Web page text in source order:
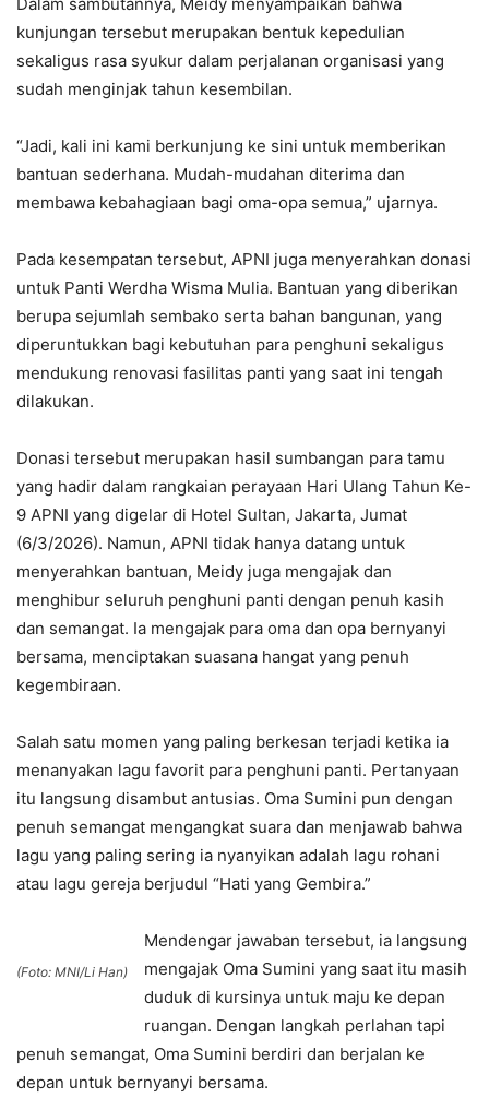
kunjungan tersebut merupakan bentuk kepedulian
sekaligus rasa syukur dalam perjalanan organisasi yang
sudah menginjak tahun kesembilan.
“Jadi, kali ini kami berkunjung ke sini untuk memberikan
bantuan sederhana. Mudah-mudahan diterima dan
membawa kebahagiaan bagi oma-opa semua,” ujarnya.
Pada kesempatan tersebut, APNI juga menyerahkan donasi
untuk Panti Werdha Wisma Mulia. Bantuan yang diberikan
berupa sejumlah sembako serta bahan bangunan, yang
diperuntukkan bagi kebutuhan para penghuni sekaligus
mendukung renovasi fasilitas panti yang saat ini tengah
dilakukan.
Donasi tersebut merupakan hasil sumbangan para tamu
yang hadir dalam rangkaian perayaan Hari Ulang Tahun Ke-
9 APNI yang digelar di Hotel Sultan, Jakarta, Jumat
(6/3/2026). Namun, APNI tidak hanya datang untuk
menyerahkan bantuan, Meidy juga mengajak dan
menghibur seluruh penghuni panti dengan penuh kasih
dan semangat. Ia mengajak para oma dan opa bernyanyi
bersama, menciptakan suasana hangat yang penuh
kegembiraan.
Salah satu momen yang paling berkesan terjadi ketika ia
menanyakan lagu favorit para penghuni panti. Pertanyaan
itu langsung disambut antusias. Oma Sumini pun dengan
penuh semangat mengangkat suara dan menjawab bahwa
lagu yang paling sering ia nyanyikan adalah lagu rohani
atau lagu gereja berjudul “Hati yang Gembira.”
(Foto: MNI/Li Han)
Mendengar jawaban tersebut, ia langsung
mengajak Oma Sumini yang saat itu masih
duduk di kursinya untuk maju ke depan
ruangan. Dengan langkah perlahan tapi
penuh semangat, Oma Sumini berdiri dan berjalan ke
depan untuk bernyanyi bersama.